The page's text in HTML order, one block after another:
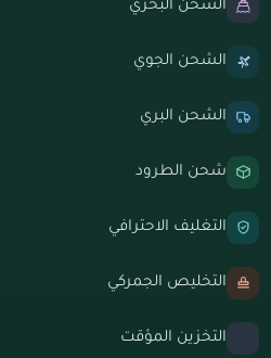
الشحن البحري
الشحن الجوي
الشحن البري
شحن الطرود
التغليف الاحترافي
التخليص الجمركي
التخزين المؤقت